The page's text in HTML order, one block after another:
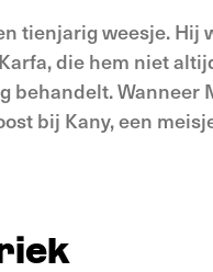
tienjarig weesje. Hij
die hem niet
behandelt. Wanneer
bij Kany, een